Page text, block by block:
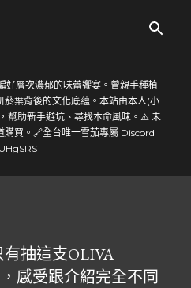
好層次濃郁的味蕾饗宴。曾親手種植
葉背後的文化底蘊。本站由本人(小
幫助新手避坑、尋找本命風味。⚠️ 未
買。🔗全台唯一雪茄專屬 Discord
抽這支OLIVA
感受跟介紹完全不同